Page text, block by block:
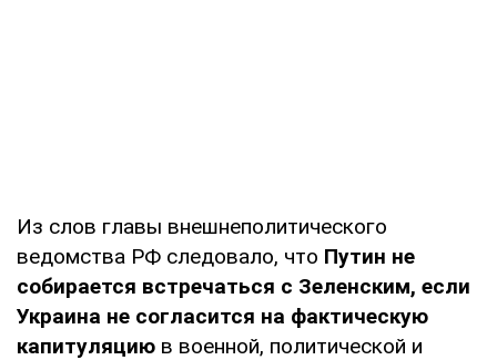
Из слов главы внешнеполитического
ведомства РФ следовало, что Путин не
собирается встречаться с Зеленским, если
Украина не согласится на фактическую
капитуляцию в военной, политической и